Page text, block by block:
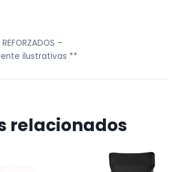
–
ilustrativas **
relacionados